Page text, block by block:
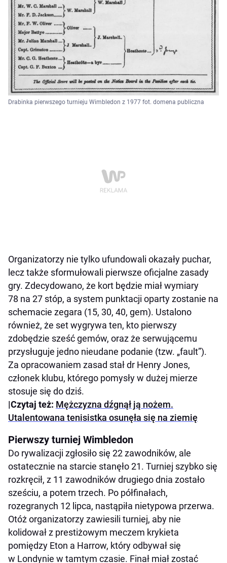
Drabinka pierwszego turnieju Wimbledon z 1977 fot. domena publiczna
Organizatorzy nie tylko ufundowali okazały puchar,
lecz także sformułowali pierwsze oficjalne zasady
gry. Zdecydowano, że kort będzie miał wymiary
78 na 27 stóp, a system punktacji oparty zostanie na
schemacie zegara (15, 30, 40, gem). Ustalono
również, że set wygrywa ten, kto pierwszy
zdobędzie sześć gemów, oraz że serwującemu
przysługuje jedno nieudane podanie (tzw. „fault”).
Za opracowaniem zasad stał dr Henry Jones,
członek klubu, którego pomysły w dużej mierze
stosuje się do dziś.
|Czytaj też: Mężczyzna dźgnął ją nożem.
Utalentowana tenisistka osunęła się na ziemię
Pierwszy turniej Wimbledon
Do rywalizacji zgłosiło się 22 zawodników, ale
ostatecznie na starcie stanęło 21. Turniej szybko się
rozkręcił, z 11 zawodników drugiego dnia zostało
sześciu, a potem trzech. Po półfinałach,
rozegranych 12 lipca, nastąpiła nietypowa przerwa.
Otóż organizatorzy zawiesili turniej, aby nie
kolidował z prestiżowym meczem krykieta
pomiędzy Eton a Harrow, który odbywał się
w Londynie w tamtym czasie. Finał miał zostać